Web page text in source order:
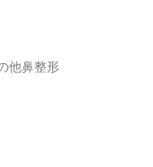
他鼻整形